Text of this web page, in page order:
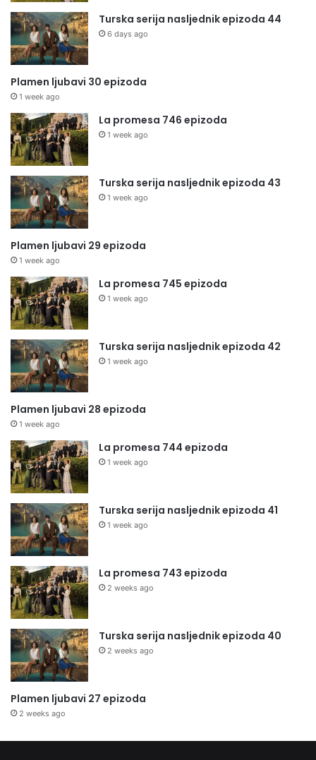
Turska serija nasljednik epizoda 44
6 days ago
Plamen ljubavi 30 epizoda
1 week ago
La promesa 746 epizoda
1 week ago
Turska serija nasljednik epizoda 43
1 week ago
Plamen ljubavi 29 epizoda
1 week ago
La promesa 745 epizoda
1 week ago
Turska serija nasljednik epizoda 42
1 week ago
Plamen ljubavi 28 epizoda
1 week ago
La promesa 744 epizoda
1 week ago
Turska serija nasljednik epizoda 41
1 week ago
La promesa 743 epizoda
2 weeks ago
Turska serija nasljednik epizoda 40
2 weeks ago
Plamen ljubavi 27 epizoda
2 weeks ago